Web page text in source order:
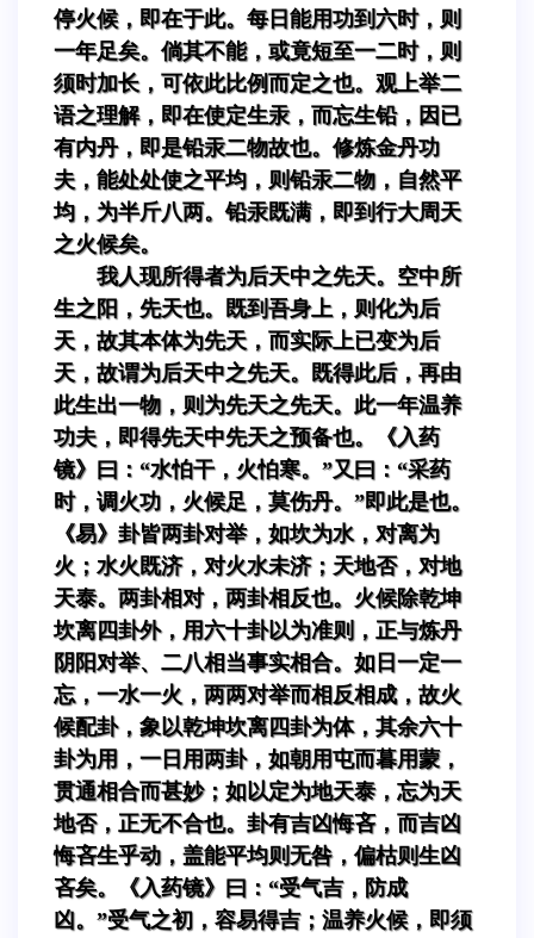
停火候，即在于此。每日能用功到六时，则
一年足矣。倘其不能，或竟短至一二时，则
须时加长，可依此比例而定之也。观上举二
语之理解，即在使定生汞，而忘生铅，因已
有内丹，即是铅汞二物故也。修炼金丹功
夫，能处处使之平均，则铅汞二物，自然平
均，为半斤八两。铅汞既满，即到行大周天
之火候矣。
我人现所得者为后天中之先天。空中所
生之阳，先天也。既到吾身上，则化为后
天，故其本体为先天，而实际上已变为后
天，故谓为后天中之先天。既得此后，再由
此生出一物，则为先天之先天。此一年温养
功夫，即得先天中先天之预备也。《入药
镜》曰：“水怕干，火怕寒。”又曰：“采药
时，调火功，火候足，莫伤丹。”即此是也。
《易》卦皆两卦对举，如坎为水，对离为
火；水火既济，对火水未济；天地否，对地
天泰。两卦相对，两卦相反也。火候除乾坤
坎离四卦外，用六十卦以为准则，正与炼丹
阴阳对举、二八相当事实相合。如日一定一
忘，一水一火，两两对举而相反相成，故火
候配卦，象以乾坤坎离四卦为体，其余六十
卦为用，一日用两卦，如朝用屯而暮用蒙，
贯通相合而甚妙；如以定为地天泰，忘为天
地否，正无不合也。卦有吉凶悔吝，而吉凶
悔吝生乎动，盖能平均则无咎，偏枯则生凶
吝矣。《入药镜》曰：“受气吉，防成
凶。”受气之初，容易得吉；温养火候，即须